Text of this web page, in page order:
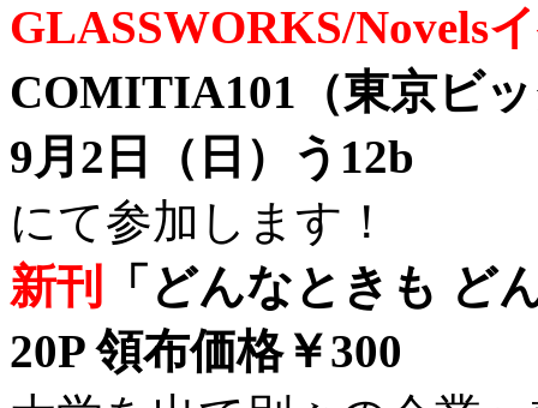
GLASSWORKS/Novels
COMITIA101（東京ビ
9月2日（日）う12b
にて参加します！
新刊
「どんなときも ど
20P 領布価格￥300